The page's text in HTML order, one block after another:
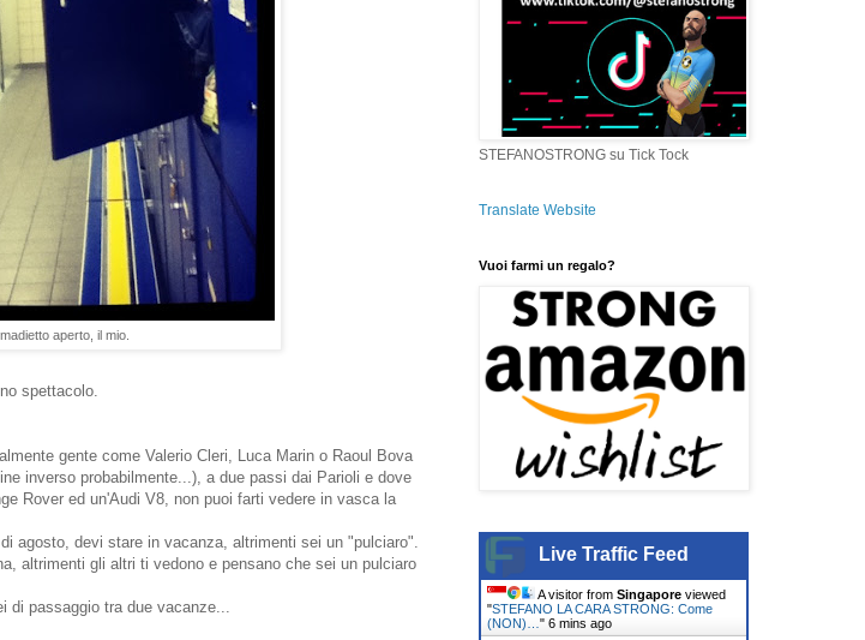
aperto, il mio.
spettacolo.
gente come Valerio Cleri, Luca Marin o Raoul Bova
inverso probabilmente...), a due passi dai Parioli e dove
Rover ed un'Audi V8, non puoi farti vedere in vasca la
agosto, devi stare in vacanza, altrimenti sei un "pulciaro".
altrimenti gli altri ti vedono e pensano che sei un pulciaro
di passaggio tra due vacanze...
STEFANOSTRONG su Tick Tock
Translate Website
Vuoi farmi un regalo?
Live Traffic Feed
A visitor from Singapore viewed
"STEFANO LA CARA STRONG: Come
(NON)… " 6 mins ago